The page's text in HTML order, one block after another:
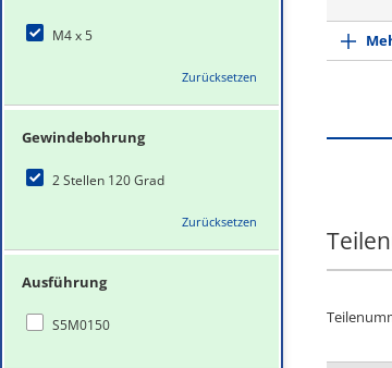
M4 x 5
Zurücksetzen
Gewindebohrung
2 Stellen 120 Grad
Zurücksetzen
Ausführung
S5M0150